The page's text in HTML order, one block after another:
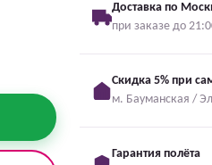
Доставка по
при заказе до
Скидка 5% при
м. Бауманская /
Гарантия полёта